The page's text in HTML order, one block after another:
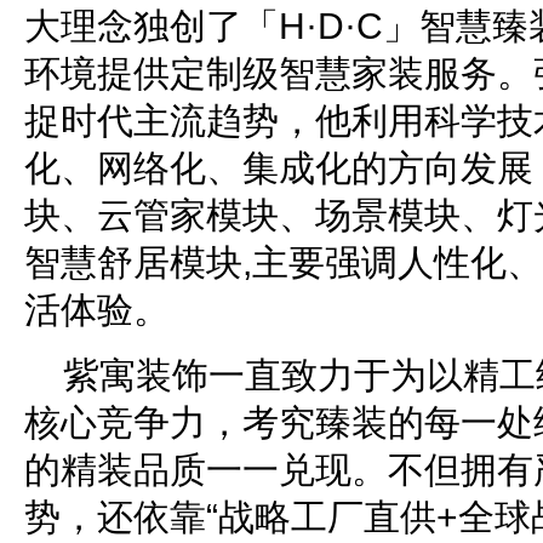
大理念独创了「H·D·C」智慧
环境提供定制级智慧家装服务
捉时代主流趋势，他利用科学
化、网络化、集成化的方向发
块、云管家模块、场景模块、
智慧舒居模块,主要强调人性化
活体验。
紫寓装饰一直致力于为以精
核心竞争力，考究臻装的每一
的精装品质一一兑现。不但拥
势，还依靠“战略工厂直供+全